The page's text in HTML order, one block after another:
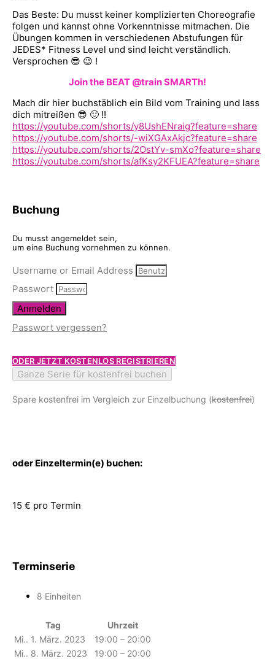
Das Beste: Du musst keiner komplizierten Choreografie
folgen und kannst ohne Vorkenntnisse mitmachen. Die
Übungen kommen in verschiedenen Abstufungen für
JEDES* Fitness Level und sind leicht verständlich.
Versprochen 😎 😉 !
Join the BEAT @train SMARTh!
Mach dir hier buchstäblich ein Bild vom Training und lass
dich mitreißen 😎 🙂 !!
https://youtube.com/shorts/y8UshENraig?feature=share
https://youtube.com/shorts/-wiXGAxAkjc?feature=share
https://youtube.com/shorts/2OstYv-smXo?feature=share
https://youtube.com/shorts/afKsy2KFUEA?feature=share
Buchung
Du musst angemeldet sein,
um eine Buchung vornehmen zu können.
Username or Email Address
Passwort
Anmelden
Passwort vergessen?
ODER JETZT KOSTENLOS REGISTRIEREN
Ganze Serie für kostenfrei buchen
Spare kostenfrei im Vergleich zur Einzelbuchung (kostenfrei)
oder Einzeltermin(e) buchen:
15 € pro Termin
Terminserie
8 Einheiten
Tag
Uhrzeit
Mi.. 1. März. 2023
19:00 – 20:00
Mi.. 8. März. 2023
19:00 – 20:00